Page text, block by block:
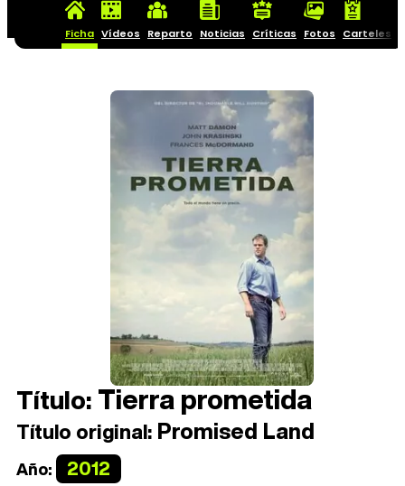
Ficha Vídeos Reparto Noticias Críticas Fotos Carteles
Título:Tierra prometida
Título original: Promised Land
Año: 2012